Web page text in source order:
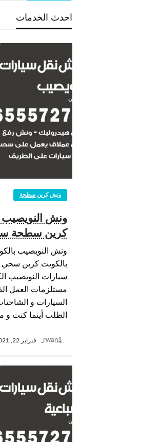
احدث الخدمات
ونش كرين سطحة
كرين سطحة
ونش النويصيب
بالكويت كرين
سيارات النويصيب
مستلزمات العمل
السيارات و
الطلب أينما كنت و
rwan1 فبراير 22, 2021